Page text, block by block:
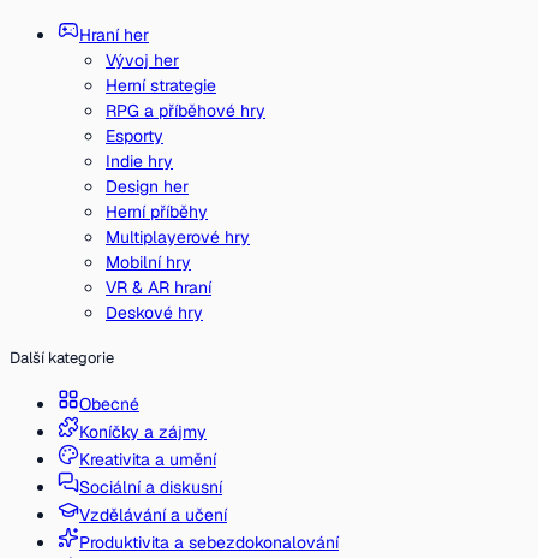
Hraní her
Vývoj her
Herní strategie
RPG a příběhové hry
Esporty
Indie hry
Design her
Herní příběhy
Multiplayerové hry
Mobilní hry
VR & AR hraní
Deskové hry
Další kategorie
Obecné
Koníčky a zájmy
Kreativita a umění
Sociální a diskusní
Vzdělávání a učení
Produktivita a sebezdokonalování